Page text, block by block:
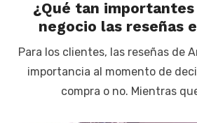
¿Qué tan
negocio las reseñas
Para los clientes, las reseñas de
importancia al momento de
compra o no. Mientras